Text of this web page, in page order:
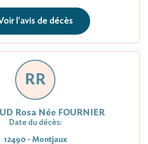
l'avis de décès
RR
Rosa Née FOURNIER
Date du décès:
12490 - Montjaux